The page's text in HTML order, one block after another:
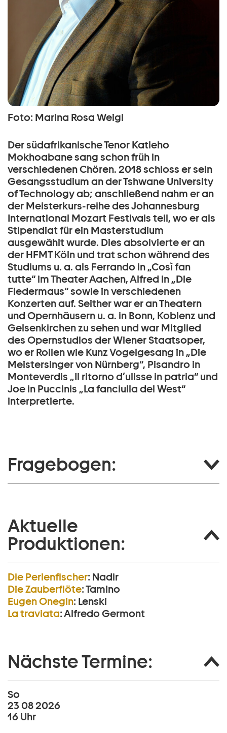
Foto: Marina Rosa Weigl
Der südafrikanische Tenor Katleho
Mokhoabane sang schon früh in
verschiedenen Chören. 2018 schloss er sein
Gesangsstudium an der Tshwane University
of Technology ab; anschließend nahm er an
der Meisterkurs-reihe des Johannesburg
International Mozart Festivals teil, wo er als
Stipendiat für ein Masterstudium
ausgewählt wurde. Dies absolvierte er an
der HFMT Köln und trat schon während des
Studiums u. a. als Ferrando in „Così fan
tutte“ im Theater Aachen, Alfred in „Die
Fledermaus“ sowie in verschiedenen
Konzerten auf. Seither war er an Theatern
und Opernhäusern u. a. in Bonn, Koblenz und
Gelsenkirchen zu sehen und war Mitglied
des Opernstudios der Wiener Staatsoper,
wo er Rollen wie Kunz Vogelgesang in „Die
Meistersinger von Nürnberg“, Pisandro in
Monteverdis „Il ritorno d’ulisse in patria“ und
Joe in Puccinis „La fanciulla del West“
interpretierte.
Fragebogen:
Aktuelle
Produktionen:
Die Perlen­fischer: Nadir
Die Zauberflöte:Tamino
Eugen Onegin: Lenski
La traviata:Alfredo Germont
Nächste Termine:
So
23 08 2026
16 Uhr